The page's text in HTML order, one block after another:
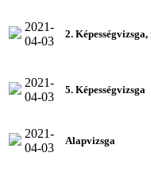
2021-
04-03
2.
2021-
04-03
5. Képességvizsga
2021-
04-03
Alapvizsga